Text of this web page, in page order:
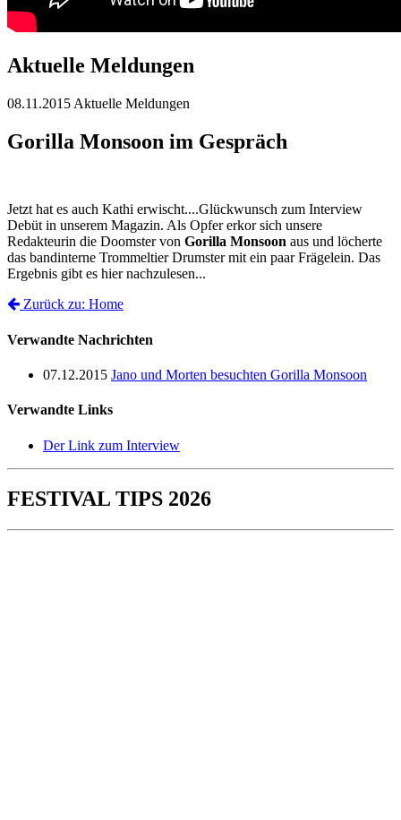
Aktuelle Meldungen
08.11.2015 Aktuelle Meldungen
Gorilla Monsoon im Gespräch
Jetzt hat es auch Kathi erwischt....Glückwunsch zum Interview
Debüt in unserem Magazin. Als Opfer erkor sich unsere
Redakteurin die Doomster von Gorilla Monsoon aus und löcherte
das bandinterne Trommeltier Drumster mit ein paar Frägelein. Das
Ergebnis gibt es hier nachzulesen...
Zurück zu: Home
Verwandte Nachrichten
07.12.2015 Jano und Morten besuchten Gorilla Monsoon
Verwandte Links
Der Link zum Interview
FESTIVAL TIPS 2026